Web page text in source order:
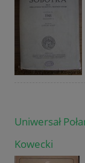
Uniwersał
Kowecki